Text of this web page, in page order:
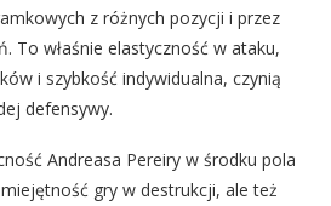
z różnych pozycji i przez
To właśnie elastyczność w ataku,
i szybkość indywidualna, czynią
defensywy.
Andreasa Pereiry w środku pola
gry w destrukcji, ale też